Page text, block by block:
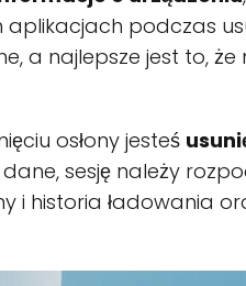
podczas
a najlepsze jest to,
osłony jesteś
sesję należy
i historia ładowania